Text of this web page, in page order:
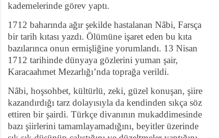
kademelerinde görev yaptı.
1712 baharında ağır şekilde hastalanan Nâbi, Farsça
bir tarih kıtası yazdı. Ölümüne işaret eden bu kıta
bazılarınca onun ermişliğine yorumlandı. 13 Nisan
1712 tarihinde dünyaya gözlerini yuman şair,
Karacaahmet Mezarlığı’nda toprağa verildi.
Nâbi, hoşsohbet, kültürlü, zeki, güzel konuşan, şiire
kazandırdığı tarz dolayısıyla da kendinden sıkça söz
ettiren bir şairdi. Türkçe divanının mukaddimesinde
bazı şiirlerini tamamlayamadığını, beyitler üzerinde